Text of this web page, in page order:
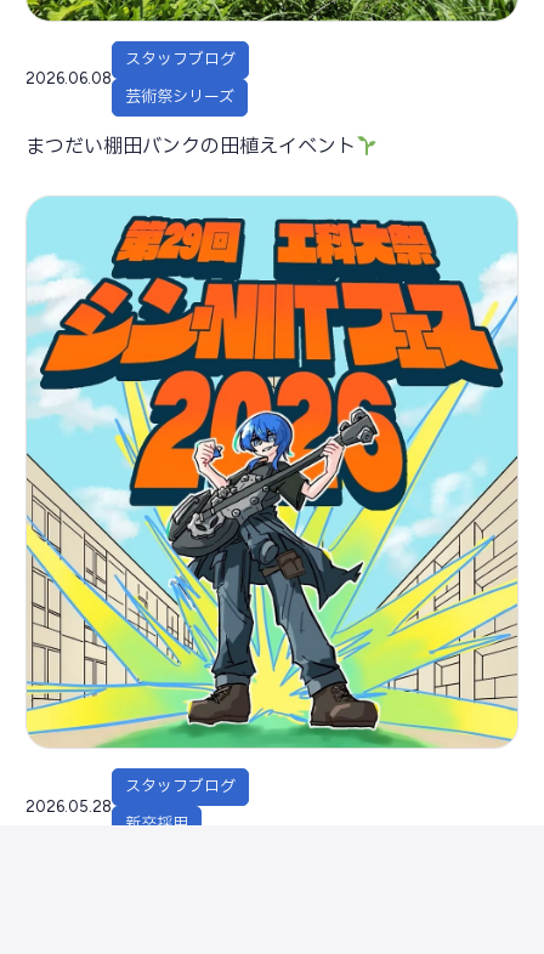
2026.06.08
スタッフブログ
芸術祭シリーズ
まつだい棚田バンクの田植えイベント
2026.05.28
スタッフブログ
新卒採用